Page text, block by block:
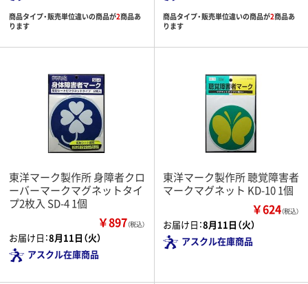
商品タイプ・販売単位違いの商品が2商品あ
ります
商品タイプ・販売単位違いの商品が2商品あ
ります
東洋マーク製作所 身障者クロ
ーバーマークマグネットタイ
プ2枚入 SD-4 1個
￥897（税込）
お届け日：8月11日（火）
アスクル在庫商品
東洋マーク製作所 聴覚障害者
マークマグネット KD-10 1個
￥624（税込）
お届け日：8月11日（火）
アスクル在庫商品